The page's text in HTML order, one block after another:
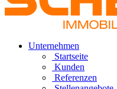
Unternehmen
Startseite
Kunden
Referenzen